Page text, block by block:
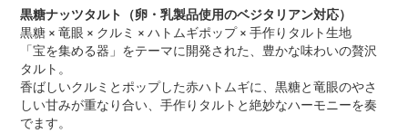
黒糖ナッツタルト（卵・乳製品使用のベジタリアン対応）
黒糖 × 竜眼 × クルミ × ハトムギポップ × 手作りタルト生地
「宝を集める器」をテーマに開発された、豊かな味わいの贅沢
タルト。
香ばしいクルミとポップした赤ハトムギに、黒糖と竜眼のやさ
しい甘みが重なり合い、手作りタルトと絶妙なハーモニーを奏
でます。